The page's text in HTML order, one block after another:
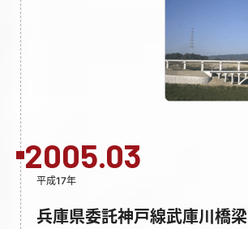
2005.03
平成17年
兵庫県委託神戸線武庫川橋梁